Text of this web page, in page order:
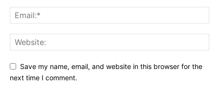
Save my name, email, and website in this browser for the
next time I comment.